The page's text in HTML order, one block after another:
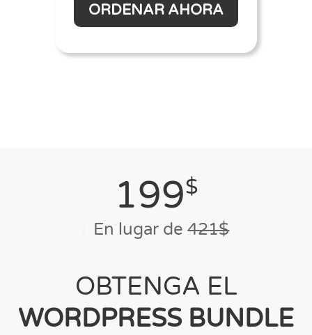
ORDENAR AHORA
199$
En lugar de421$
OBTENGA EL
WORDPRESS BUNDLE